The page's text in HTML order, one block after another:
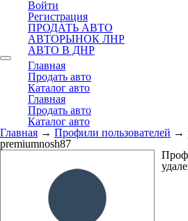
Войти
Регистрация
ПРОДАТЬ АВТО
АВТОРЫНОК ЛНР
АВТО В ДНР
Главная
Продать авто
Каталог авто
Главная
Продать авто
Каталог авто
Главная → Профили пользователей →
premiumnosh87